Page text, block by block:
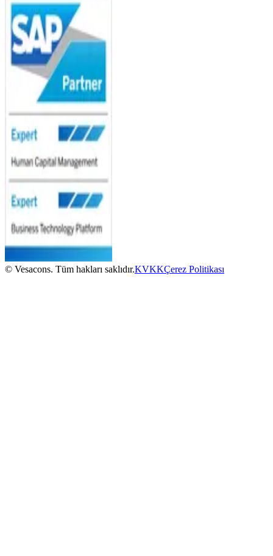
© Vesacons. Tüm hakları saklıdır.KVKKÇerez Politikası